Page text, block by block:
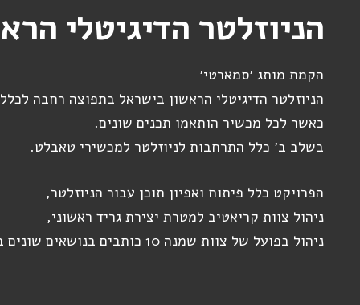
הניוזלטר הדיגיטלי
הקמת מותג ׳סמארטי׳
הניוזלטר הדיגיטלי הראשון בישראל בתפוצה רחבה לכלל
כאשר לכל מכשיר הותאמו תכנים שונים.
בשלב ב׳ כלל התרחבות לניוזלטר למכשירי טאבלט.
הפרויקט כלל פיתוח ואפיון תוכן עבור הניוזלטר,
ניהול צוות קריאטיב למטרת יצירת גריד ראשוני,
ניהול בפועל של צוות שמנה 10 כותבים בנושאים שונים בעיקר טכנולוגיים.